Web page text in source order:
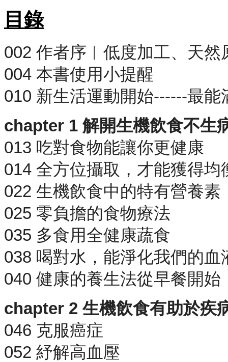
目錄
002 作者序︱低度加工、天
004 本書使用小提醒
010 新生活運動開始------最
chapter 1 解開生機飲食不生
013 吃對食物能讓你更健康
014 全方位攝取，才能獲得均
022 生機飲食中的特有營養素
025 零負擔的食物療法
035 多食用全健康蔬食
038 喝對水，能淨化我們的血
040 健康的養生法從早餐開始
chapter 2 生機飲食有助於疾
046 克服癌症
052 紓解高血壓